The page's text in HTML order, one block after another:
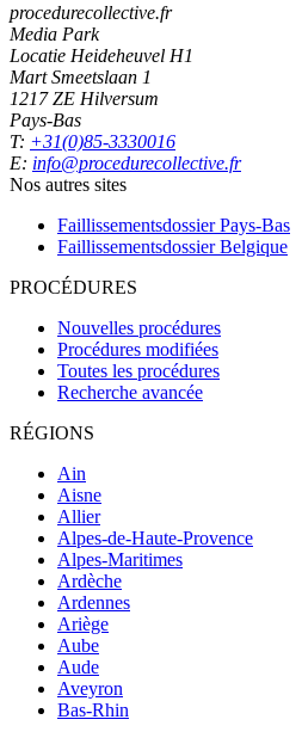
procedurecollective.fr
Media Park
Locatie Heideheuvel H1
Mart Smeetslaan 1
1217 ZE Hilversum
Pays-Bas
T: +31(0)85-3330016
E: info@procedurecollective.fr
Nos autres sites
Faillissementsdossier Pays-Bas
Faillissementsdossier Belgique
PROCÉDURES
Nouvelles procédures
Procédures modifiées
Toutes les procédures
Recherche avancée
RÉGIONS
Ain
Aisne
Allier
Alpes-de-Haute-Provence
Alpes-Maritimes
Ardèche
Ardennes
Ariège
Aube
Aude
Aveyron
Bas-Rhin